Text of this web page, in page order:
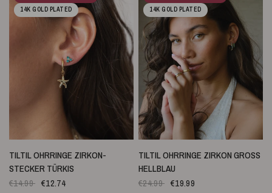
14K GOLD PLATED
SCHNELLANSICHT
TILTIL OHRRINGE ZIRKON-
STECKER TÜRKIS
€14.99 €12.74
14K GOLD PLATED
SCHNELLANSICHT
TILTIL OHRRINGE ZIRKON GROSS H
ELLBLAU
€24.99 €19.99